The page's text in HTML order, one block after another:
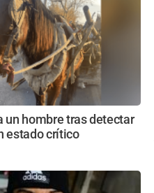
un hombre tras detectar
estado crítico